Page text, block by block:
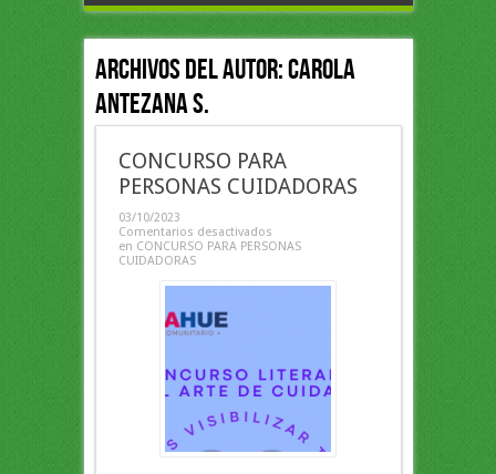
Archivos del Autor: Carola
Antezana S.
CONCURSO PARA
PERSONAS CUIDADORAS
03/10/2023
Comentarios desactivados
en CONCURSO PARA PERSONAS
CUIDADORAS